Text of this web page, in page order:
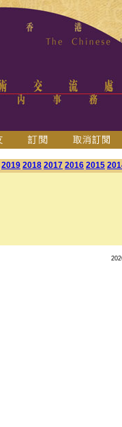
2019 2018 2017 2016 2015